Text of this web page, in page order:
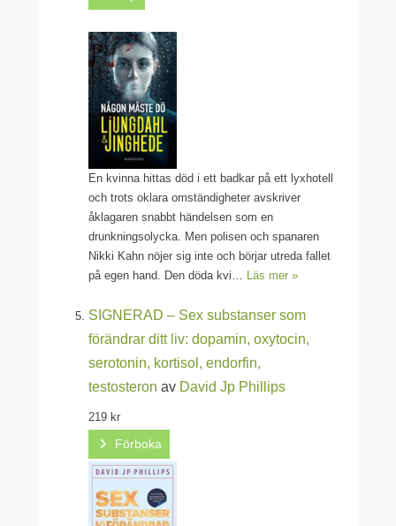
En kvinna hittas död i ett badkar på ett lyxhotell
och trots oklara omständigheter avskriver
åklagaren snabbt händelsen som en
drunkningsolycka. Men polisen och spanaren
Nikki Kahn nöjer sig inte och börjar utreda fallet
på egen hand. Den döda kvi…
Läs mer »
SIGNERAD – Sex substanser som
förändrar ditt liv: dopamin, oxytocin,
serotonin, kortisol, endorfin,
testosteron av David Jp Phillips
219 kr
Förboka